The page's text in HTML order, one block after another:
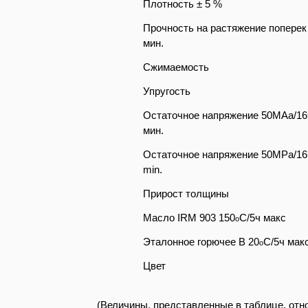
Плотность ± 5 %
Прочность на растяжение
мин.
Сжимаемость
Упругость
Остаточное напряжение 50MАa/
мин.
Остаточное напряжение 50MPa/
min.
Прирост толщины
Масло IRM 903 150oC/5ч макс
Эталонное горючее B 20oC/5ч
Цвет
(Величины, представленные в таблице,